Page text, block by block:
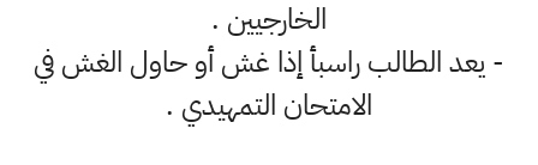
الخارجيين .
- يعد الطالب راسبأ إذا غش أو حاول الغش في
الامتحان التمهيدي .